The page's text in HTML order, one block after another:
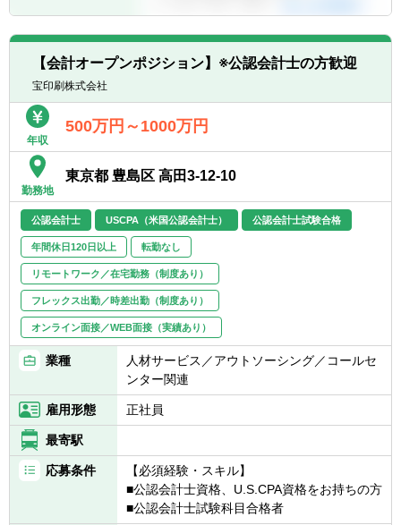
整備
ンバーとしての参画
検討支援・アライアンス戦略の策定
ジネス拡張・新サービス開発
■資金調達支援 ■事業バリューアップ 推進メ
ンバーとしての参画
【魅力】
■クライアント企業の支援だけではなく、自
社発の新規サービスやスタートアップの企画
や立上、運営に関与することが出来る
■ユニークなビジネスモデルと、先端的デジ
タル技術を活用した事業開発プロジェクトに
携わることが出来る
■新しいチャレンジが奨励される環境で、優
しながら組織や事業の拡大に関わることが出
来る
■GPTW（働きがいのある会社ランキング）
でも8年連続ベストカンパニー、従業員にと
【会計オープンポジション】※公認会計士の方歓迎
宝印刷株式会社
年収
500万円～1000万円
勤務地
東京都 豊島区 高田3-12-10
公認会計士 USCPA（米国公認会計士） 公認会計士試験合格
年間休日120日以上 転勤なし
リモートワーク／在宅勤務（制度あり）
フレックス出勤／時差出勤（制度あり）
オンライン面接／WEB面接（実績あり）
業種
人材サービス／アウトソーシング／コールセ
ンター関連
雇用形態 正社員
最寄駅
応募条件
【必須経験・スキル】
■公認会計士資格、U.S.CPA資格をお持ちの方
■公認会計士試験科目合格者